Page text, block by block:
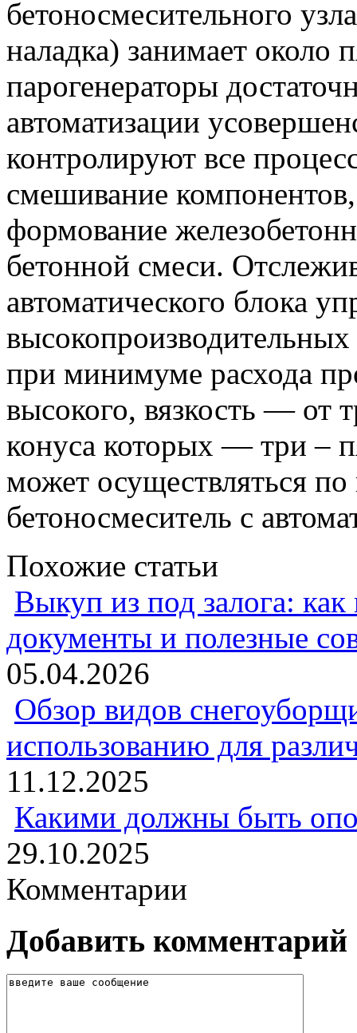
бетоносмесительного
наладка) занимает около
парогенераторы
автоматизации
контролируют все
смешивание
формование
бетонной смеси.
автоматического блока
при минимуме расхода
высокого, вязкость — от
конуса которых — три –
может осуществляться
бетоносмеситель с
Похожие статьи
Выкуп из под залога:
документы и полезные
05.04.2026
Обзор видов
использованию для
11.12.2025
Какими должны быть
29.10.2025
Комментарии
Добавить комментарий